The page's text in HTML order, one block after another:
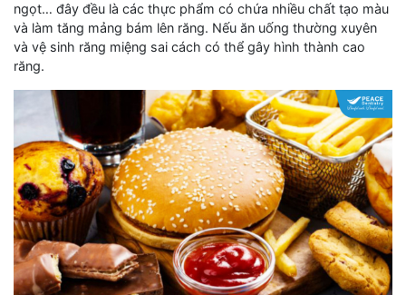
ngọt… đây đều là các thực phẩm có chứa nhiều chất tạo màu
và làm tăng mảng bám lên răng. Nếu ăn uống thường xuyên
và vệ sinh răng miệng sai cách có thể gây hình thành cao
răng.